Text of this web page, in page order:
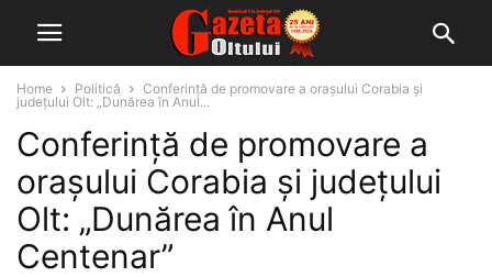
Home Politică
Conferință de promovare a orașului Corabia și
județului Olt: „Dunărea în Anul...
Conferință de promovare a
orașului Corabia și județului
Olt: „Dunărea în Anul
Centenar”